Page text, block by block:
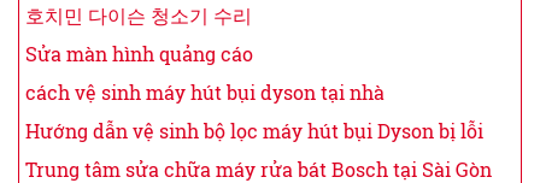
호치민 다이슨 청소기 수리
Sửa màn hình quảng cáo
cách vệ sinh máy hút bụi dyson tại nhà
Hướng dẫn vệ sinh bộ lọc máy hút bụi Dyson bị lỗi
Trung tâm sửa chữa máy rửa bát Bosch tại Sài Gòn